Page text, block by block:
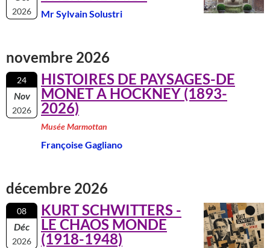
2026 Mr Sylvain Solustri
novembre 2026
24
Nov
2026
HISTOIRES DE PAYSAGES-DE
MONET A HOCKNEY (1893-
2026)
Musée Marmottan
Françoise Gagliano
décembre 2026
08
Déc
2026
KURT SCHWITTERS -
LE CHAOS MONDE
(1918-1948)